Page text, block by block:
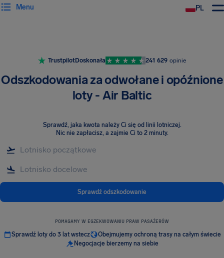
PL
Menu
TrustpilotDoskonała 241 629 opinie
Odszkodowania za odwołane i opóźnione
loty - Air Baltic
Sprawdź, jaka kwota należy Ci się od linii lotniczej.
Nic nie zapłacisz, a zajmie Ci to 2 minuty.
Sprawdź odszkodowanie
POMAGAMY W EGZEKWOWANIU PRAW PASAŻERÓW
Sprawdź loty do 3 lat wstecz
Obejmujemy ochroną trasy na całym świecie
Negocjacje bierzemy na siebie